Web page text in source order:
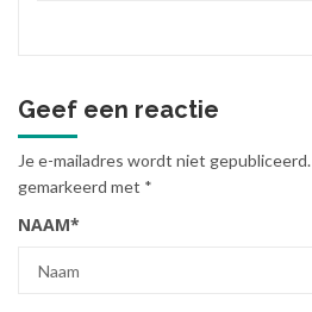
Geef een reactie
Je e-mailadres wordt niet gepubliceerd.
gemarkeerd met *
NAAM*